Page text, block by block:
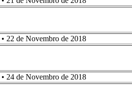
• 22 de Novembro de 2018
• 24 de Novembro de 2018